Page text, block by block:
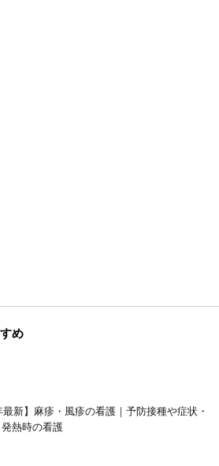
め
最新】麻疹・風疹の看護｜予防接種や症状・
熱時の看護